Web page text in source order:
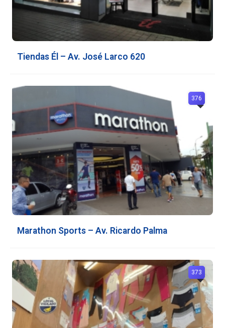
Tiendas Él – Av. José Larco 620
Marathon Sports – Av. Ricardo Palma
376
373